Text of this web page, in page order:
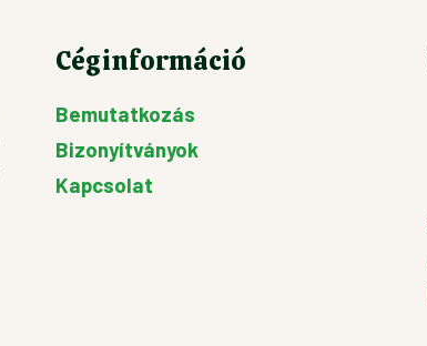
termékoldalon
Céginformáció
Bemutatkozás
Bizonyítványok
Kapcsolat